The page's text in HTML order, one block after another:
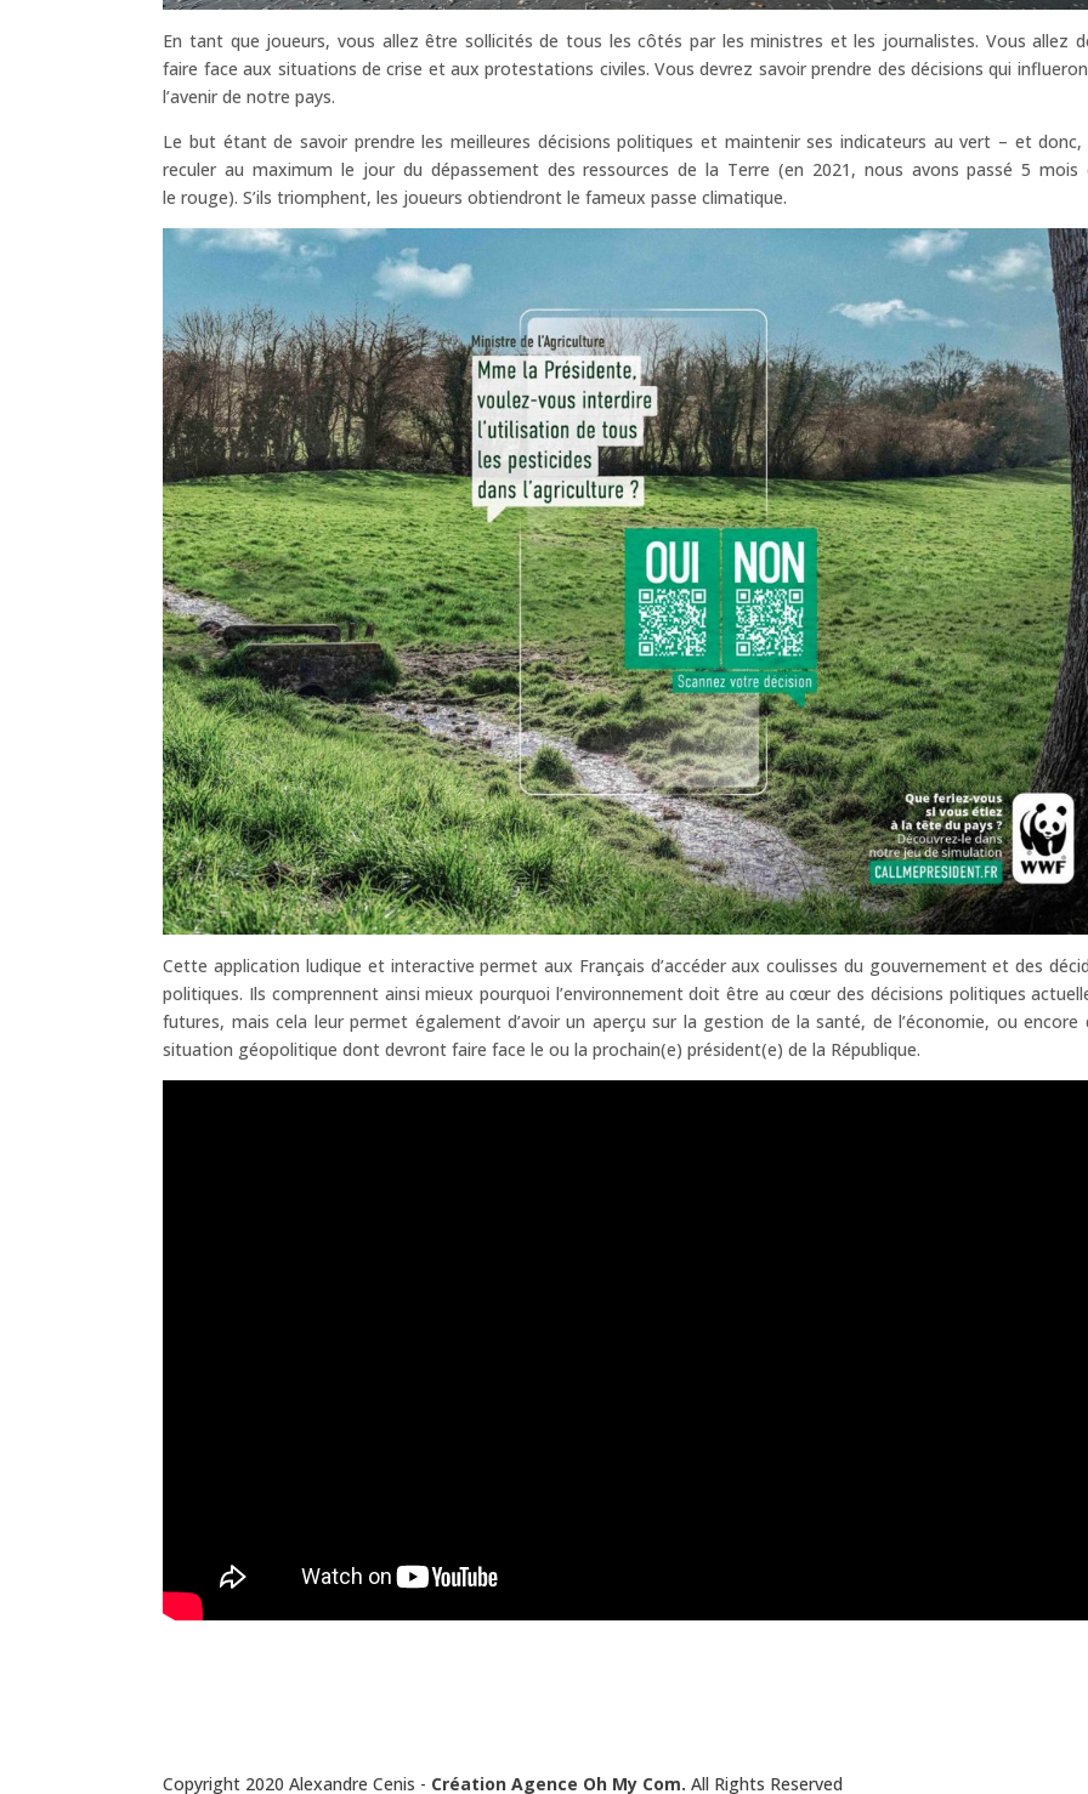
En tant que joueurs, vous allez être sollicités de tous les côtés par les ministres et les journalistes. Vous allez
faire face aux situations de crise et aux protestations civiles. Vous devrez savoir prendre des décisions qui
l’avenir de notre pays.
Le but étant de savoir prendre les meilleures décisions politiques et maintenir ses indicateurs au vert – et donc,
reculer au maximum le jour du dépassement des ressources de la Terre (en 2021, nous avons passé 5 mois
le rouge). S’ils triomphent, les joueurs obtiendront le fameux passe climatique.
Cette application ludique et interactive permet aux Français d’accéder aux coulisses du gouvernement et des
politiques. Ils comprennent ainsi mieux pourquoi l’environnement doit être au cœur des décisions politiques
futures, mais cela leur permet également d’avoir un aperçu sur la gestion de la santé, de l’économie, ou encore
situation géopolitique dont devront faire face le ou la prochain(e) président(e) de la République.
Copyright 2020 Alexandre Cenis - Création Agence Oh My Com. All Rights Reserved